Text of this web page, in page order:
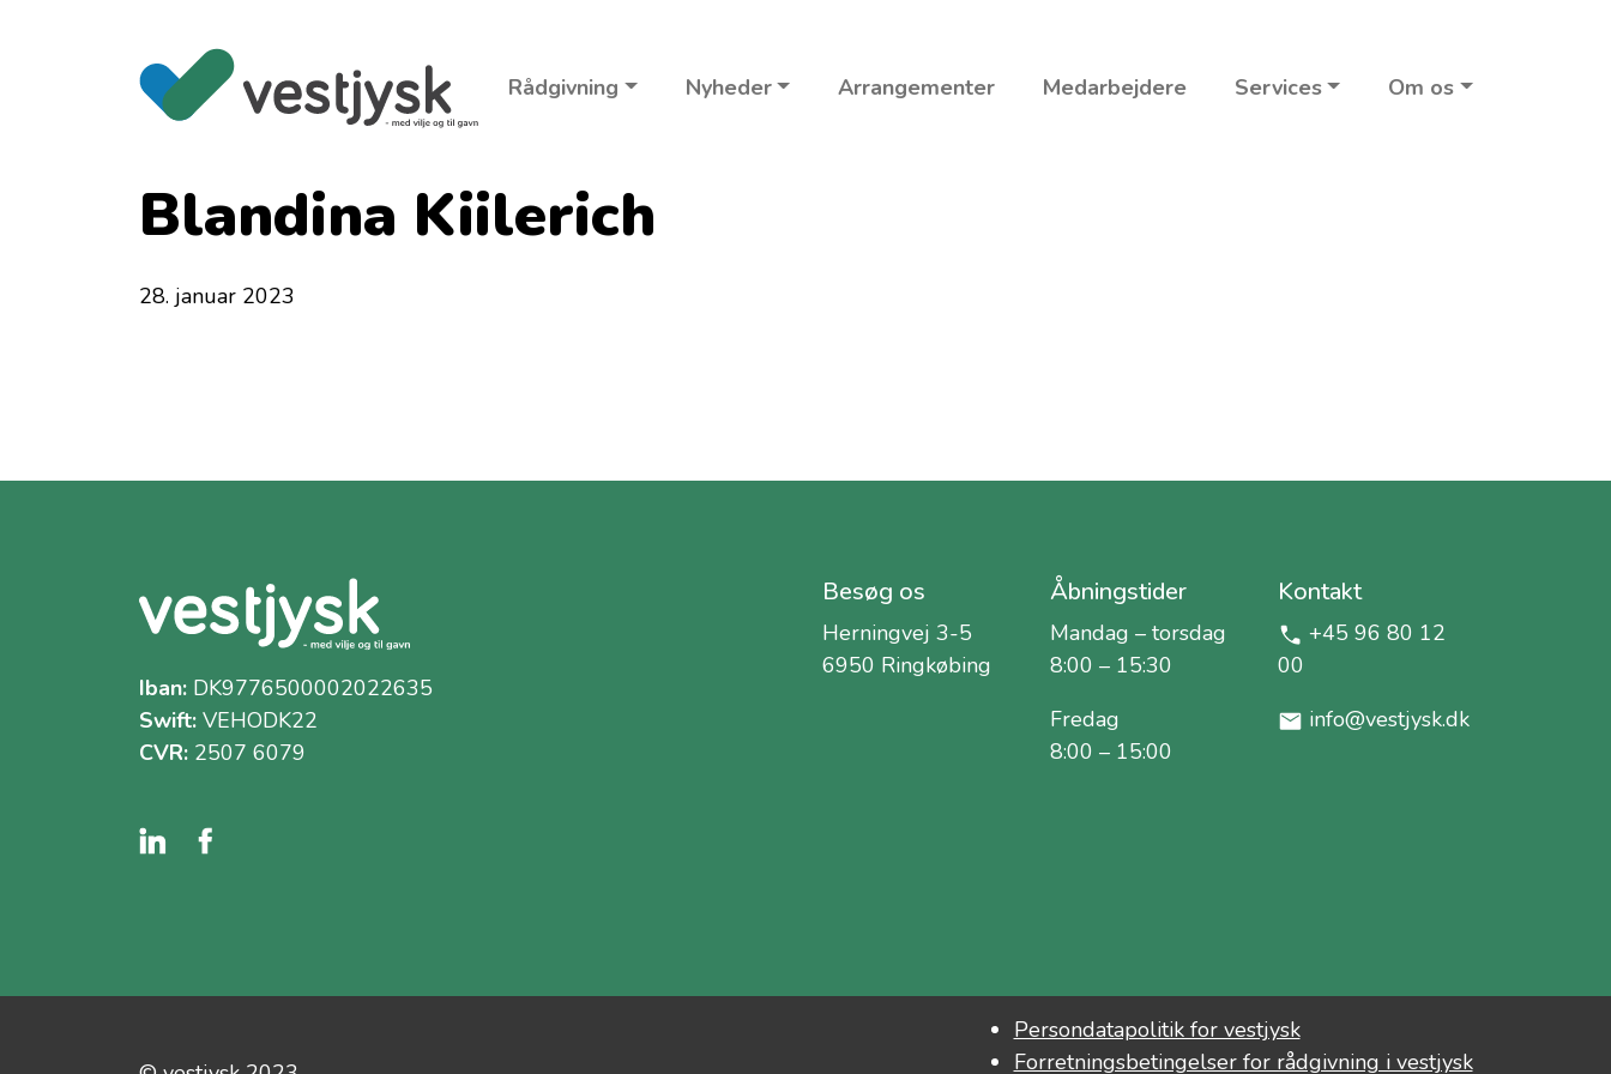
Rådgivning Nyheder Arrangementer Medarbejdere Services Om os
Blandina Kiilerich
28. januar 2023
Iban:DK9776500002022635
Swift:VEHODK22
CVR:2507 6079
Besøg os
Herningvej 3-5
6950 Ringkøbing
Åbningstider
Mandag – torsdag
8:00 – 15:30
Fredag
8:00 – 15:00
Kontakt
+45 96 80 12
00
info@vestjysk.dk
Persondatapolitik for vestjysk
Forretningsbetingelser for rådgivning i vestjysk